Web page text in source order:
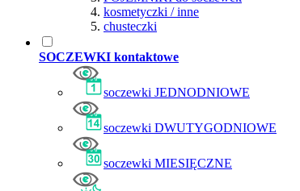
kosmetyczki / inne
chusteczki
SOCZEWKI kontaktowe
soczewki JEDNODNIOWE
soczewki DWUTYGODNIOWE
soczewki MIESIĘCZNE